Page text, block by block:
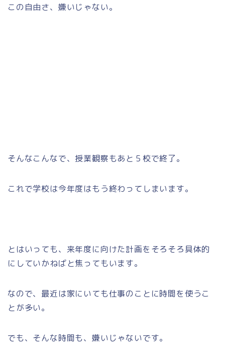
この自由さ、嫌いじゃない。
そんなこんなで、授業観察もあと５校で終了。
これで学校は今年度はもう終わってしまいます。
とはいっても、来年度に向けた計画をそろそろ具体的
にしていかねばと焦ってもいます。
なので、最近は家にいても仕事のことに時間を使うこ
とが多い。
でも、そんな時間も、嫌いじゃないです。